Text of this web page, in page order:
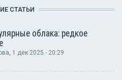
СТАТЬИ
облака: редкое
, 1 дек 2025 - 20:29